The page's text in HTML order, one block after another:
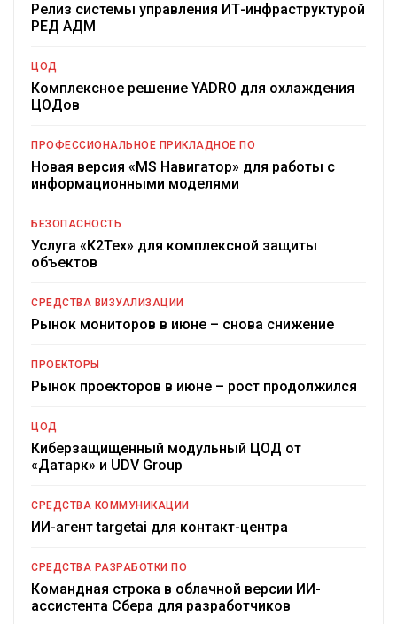
Релиз системы управления ИТ-инфраструктурой
РЕД АДМ
ЦОД
Комплексное решение YADRO для охлаждения
ЦОДов
ПРОФЕССИОНАЛЬНОЕ ПРИКЛАДНОЕ ПО
Новая версия «MS Навигатор» для работы с
информационными моделями
БЕЗОПАСНОСТЬ
Услуга «К2Тех» для комплексной защиты
объектов
СРЕДСТВА ВИЗУАЛИЗАЦИИ
Рынок мониторов в июне – снова снижение
ПРОЕКТОРЫ
Рынок проекторов в июне – рост продолжился
ЦОД
Киберзащищенный модульный ЦОД от
«Датарк» и UDV Group
СРЕДСТВА КОММУНИКАЦИИ
ИИ-агент targetai для контакт-центра
СРЕДСТВА РАЗРАБОТКИ ПО
Командная строка в облачной версии ИИ-
ассистента Сбера для разработчиков